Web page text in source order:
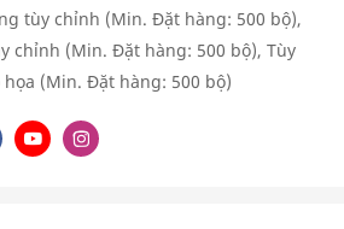
tùy chỉnh (Min. Đặt hàng: 500 bộ),
chỉnh (Min. Đặt hàng: 500 bộ), Tùy
(Min. Đặt hàng: 500 bộ)